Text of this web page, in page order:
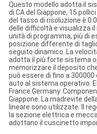
Questo modello adotta il
di CA del Giappone, 15
del tasso di risoluzione è
delle difficoltà e visualizza
unità di programma, più di
posizione differente di
seguito dinamico. La
adotta il più forte sistema
memorizzare il deposito
può essere di fino a
auto al sistema operativo.
France.Germany.
Giappone. La madrevite
lineare sono utilizzate. Il
la sezione elettrica e
adottano il cuscinetto